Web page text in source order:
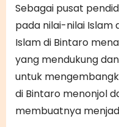
Sebagai pusat
pada nilai-nilai Islam
Islam di Bintaro
yang mendukung
untuk
di Bintaro menonjol
membuatnya